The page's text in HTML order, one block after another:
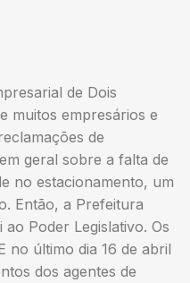
de Dois
muitos empresários e
de
geral sobre a falta de
no estacionamento, um
Então, a Prefeitura
Poder Legislativo. Os
no último dia 16 de abril
dos agentes de